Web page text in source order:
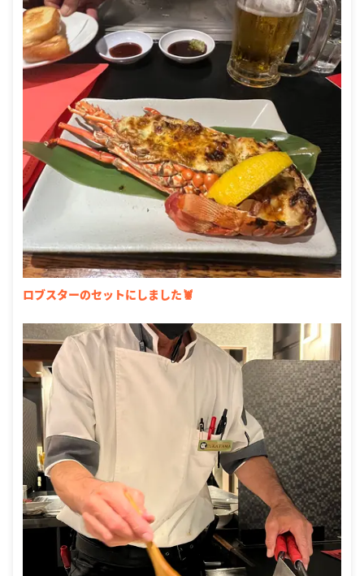
ロブスターのセットにしました🦞